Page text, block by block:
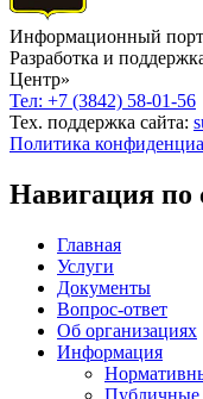
Информационный
Разработка и
Центр»
Тел: +7 (3842) 58-01-56
Тех. поддержка сайта:
Политика
Навигация по
Главная
Услуги
Документы
Вопрос-ответ
Об организациях
Информация
Публичные